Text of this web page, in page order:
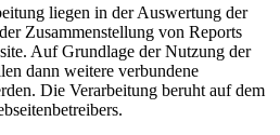
liegen in der Auswertung der
Zusammenstellung von Reports
Auf Grundlage der Nutzung der
dann weitere verbundene
Die Verarbeitung beruht auf dem